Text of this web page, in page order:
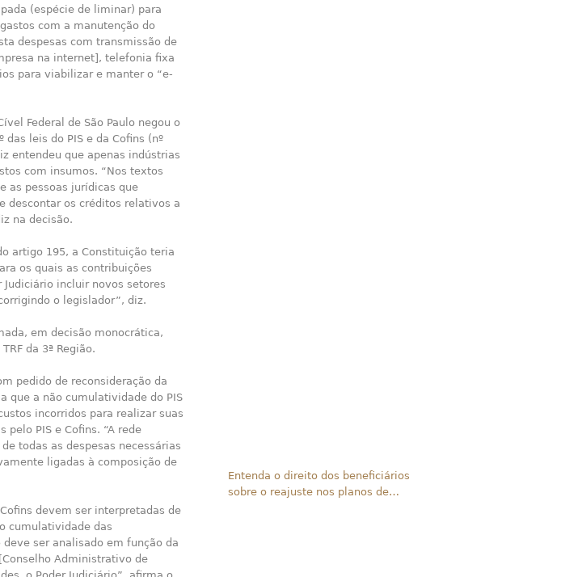
(espécie de liminar) para
com a manutenção do
despesas com transmissão de
na internet], telefonia fixa
para viabilizar e manter o “e-
Federal de São Paulo negou o
leis do PIS e da Cofins (nº
entendeu que apenas indústrias
com insumos. “Nos textos
as pessoas jurídicas que
descontar os créditos relativos a
na decisão.
artigo 195, a Constituição teria
os quais as contribuições
incluir novos setores
o legislador”, diz.
em decisão monocrática,
da 3ª Região.
pedido de reconsideração da
que a não cumulatividade do PIS
incorridos para realizar suas
PIS e Cofins. “A rede
todas as despesas necessárias
ligadas à composição de
devem ser interpretadas de
cumulatividade das
ser analisado em função da
Administrativo de
Entenda o direito dos beneficiários
sobre o reajuste nos planos de